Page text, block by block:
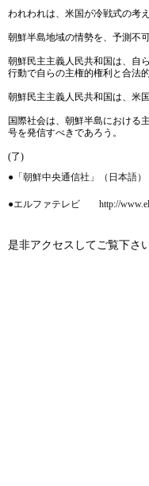
われわれは、米国が冷戦式の考
朝鮮半島地域の情勢を、予測不
朝鮮民主主義人民共和国は、自
行動で自らの主権的権利と合法
朝鮮民主主義人民共和国は、米
国際社会は、朝鮮半島における
号を発信すべきであろう。
(了)
●「朝鮮中央通信社」（日本語）
●エルファテレビ http://
是非アクセスしてご覧下さ